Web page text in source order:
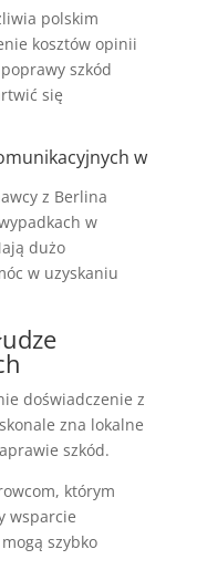
polskim
kosztów opinii
szkód
się
w
z Berlina
w
dużo
w uzyskaniu
doświadczenie z
zna lokalne
szkód.
którym
wsparcie
szybko